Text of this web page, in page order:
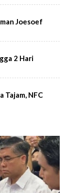
Joesoef
2 Hari
Tajam, NFC